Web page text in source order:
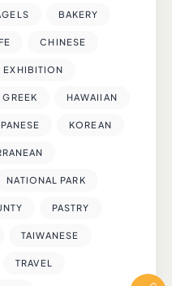
BAKERY
CHINESE
EXHIBITION
GREEK HAWAIIAN
KOREAN
NATIONAL PARK
PASTRY
TAIWANESE
TRAVEL